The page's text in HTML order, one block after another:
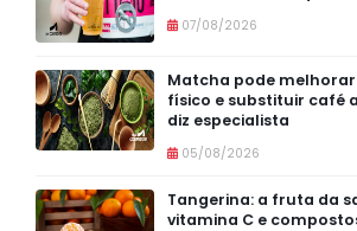
07/08/2026
Matcha pode
físico e substituir café
diz especialista
05/08/2026
Tangerina: a fruta da
vitamina C e